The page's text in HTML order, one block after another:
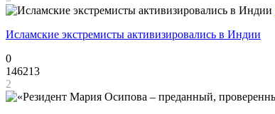
Исламские экстремисты активизировались в Индии
0
146213
2